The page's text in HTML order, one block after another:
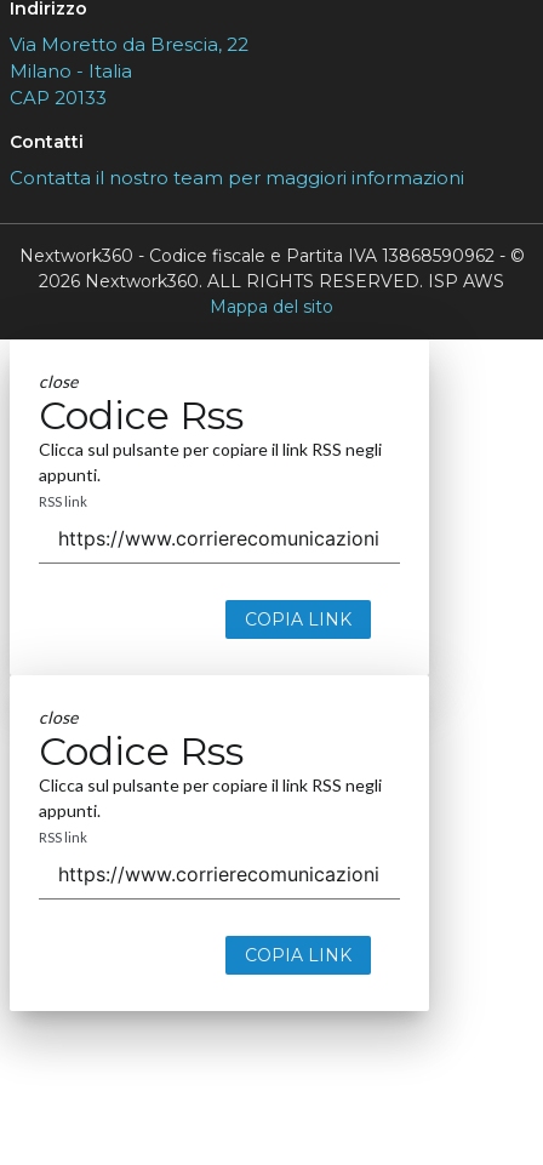
Indirizzo
Via Moretto da Brescia, 22
Milano - Italia
CAP 20133
Contatti
Contatta il nostro team per maggiori informazioni
Nextwork360 - Codice fiscale e Partita IVA 13868590962 - ©
2026 Nextwork360. ALL RIGHTS RESERVED. ISP AWS
Mappa del sito
close
Codice Rss
Clicca sul pulsante per copiare il link RSS negli
appunti.
RSS link
COPIA LINK
close
Codice Rss
Clicca sul pulsante per copiare il link RSS negli
appunti.
RSS link
COPIA LINK